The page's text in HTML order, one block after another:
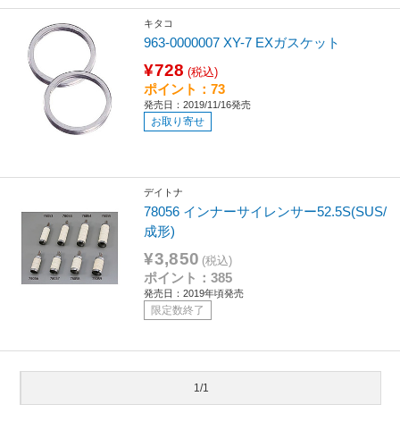
キタコ
963-0000007 XY-7 EXガスケット
¥728 (税込)
ポイント：73
発売日：2019/11/16発売
お取り寄せ
デイトナ
78056 インナーサイレンサー52.5S(SUS/
成形)
¥3,850 (税込)
ポイント：385
発売日：2019年頃発売
限定数終了
1/1